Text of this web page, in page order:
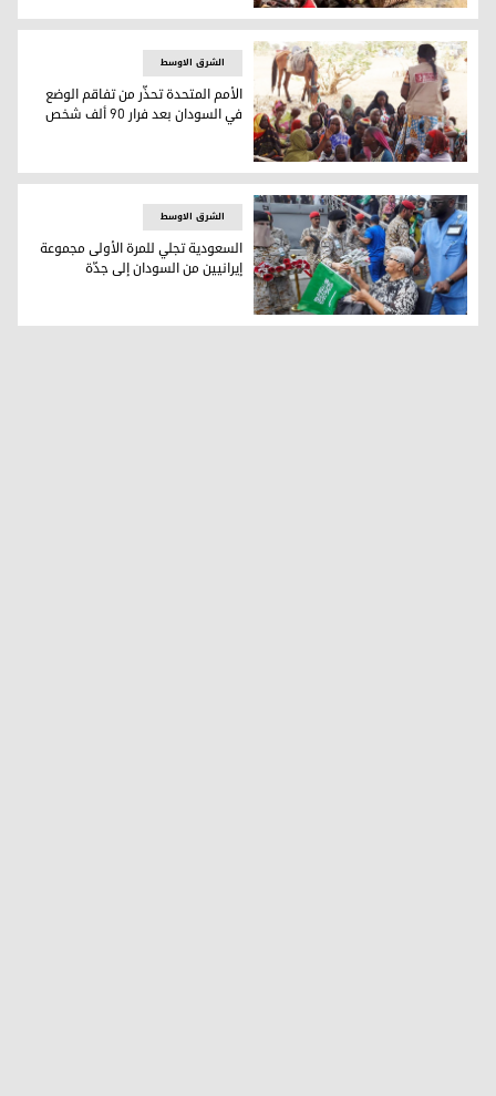
نساء وأطفال سودانيون يفترشون العراء (تعبيرية- وكالات)
لاجئون سودانيون (فرانس برس)
الشرق الاوسط
الأمم المتحدة تحذّر من تفاقم الوضع
في السودان بعد فرار 90 ألف شخص
السعودية تجلي للمرة الأولى مجموعة إيرانيين من السودان
الشرق الاوسط
السعودية تجلي للمرة الأولى مجموعة
إيرانيين من السودان إلى جدّة